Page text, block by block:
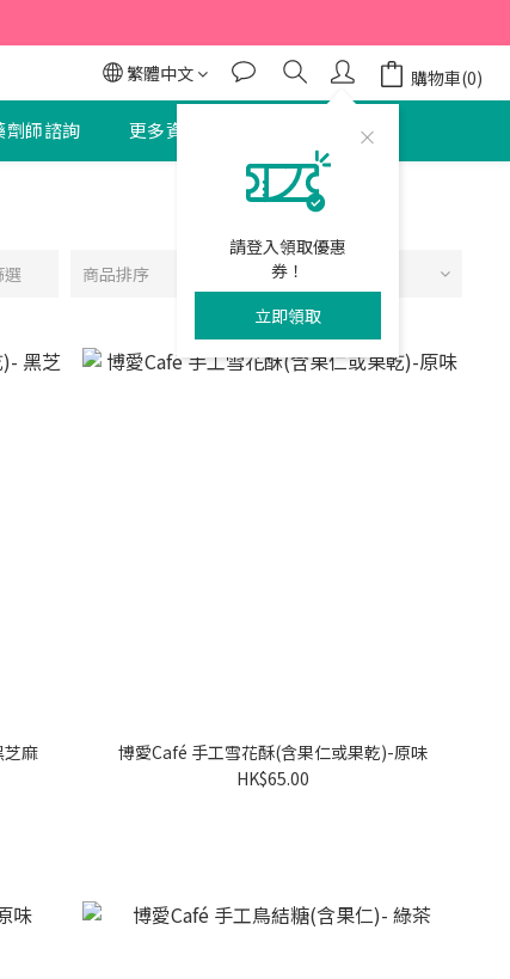
繁體中文
請登入領取優惠
券！
立即領取
購物車(0)
劑師諮詢 更多資訊
選 商品排序 每頁顯示 24 個
麻
博愛Café 手工雪花酥(含果仁或果乾)-原味
HK$65.00